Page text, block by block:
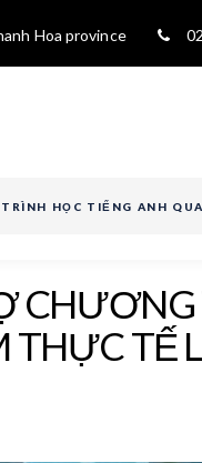
Hoa province
HỌC TIẾNG ANH
THỰC TẾ